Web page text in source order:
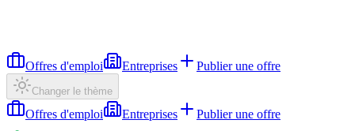
Offres d'emploi Entreprises Publier une offre
Changer le thème
Offres d'emploi Entreprises Publier une offre